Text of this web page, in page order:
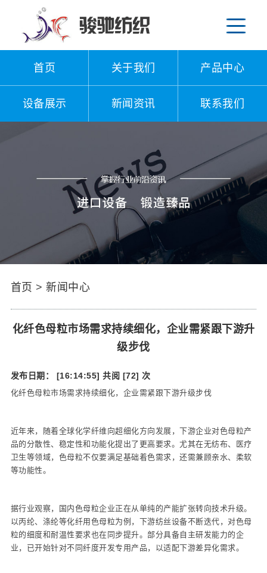
首页 关于我们 产品中心
设备展示 新闻资讯 联系我们
首页 >新闻中心
化纤色母粒市场需求持续细化，企业需紧跟下游升
级步伐
发布日期： [16:14:55] 共阅 [72] 次
化纤色母粒市场需求持续细化，企业需紧跟下游升级步伐
近年来，随着全球化学纤维向超细化方向发展，下游企业对色母粒产
品的分散性、稳定性和功能化提出了更高要求。尤其在无纺布、医疗
卫生等领域，色母粒不仅要满足基础着色需求，还需兼顾亲水、柔软
等功能性。
据行业观察，国内色母粒企业正在从单纯的产能扩张转向技术升级。
以丙纶、涤纶等化纤用色母粒为例，下游纺丝设备不断迭代，对色母
粒的细度和耐温性要求也在同步提升。部分具备自主研发能力的企
业，已开始针对不同纤度开发专用产品，以适配下游差异化需求。